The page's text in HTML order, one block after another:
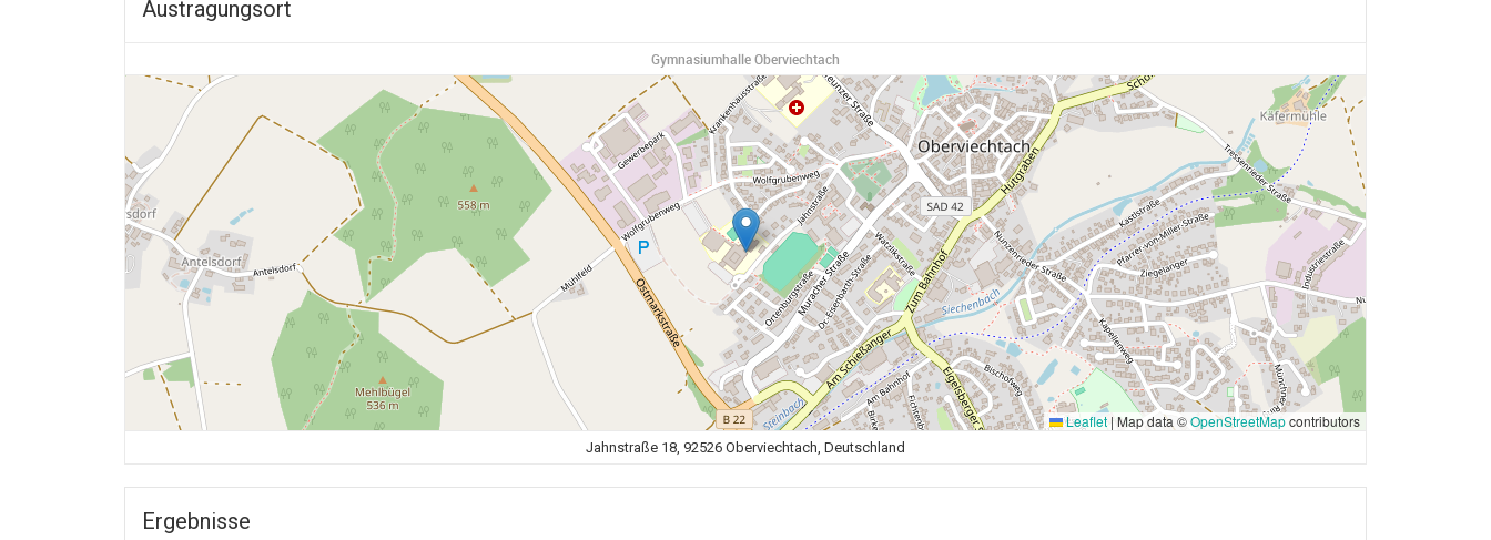
Austragungsort
Gymnasiumhalle Oberviechtach
Leaflet | Map data ©OpenStreetMapcontributors
Jahnstraße 18, 92526 Oberviechtach, Deutschland
Ergebnisse